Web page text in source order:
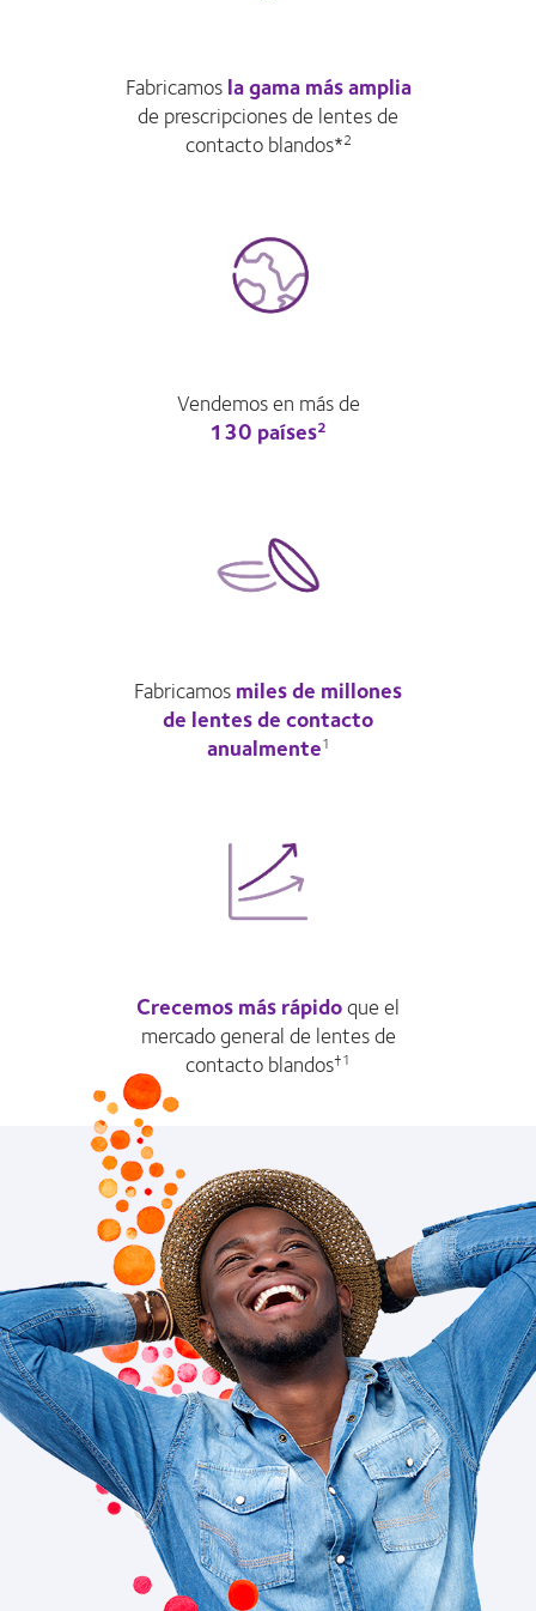
Fabricamosla gama más amplia
de prescripciones de lentes de
contacto blandos*2
Vendemos en más de
130 países2
Fabricamosmiles de millones
de lentes de contacto
anualmente1
Crecemos más rápidoque el
mercado general de lentes de
contacto blandos†1